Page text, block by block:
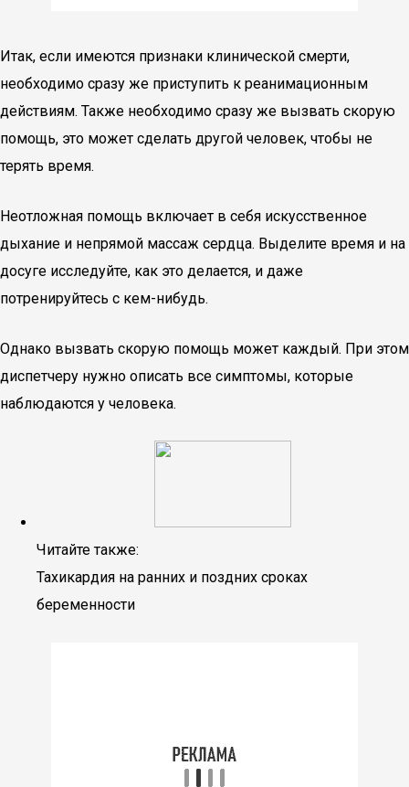
Итак, если имеются признаки клинической смерти,
необходимо сразу же приступить к реанимационным
действиям. Также необходимо сразу же вызвать скорую
помощь, это может сделать другой человек, чтобы не
терять время.
Неотложная помощь включает в себя искусственное
дыхание и непрямой массаж сердца. Выделите время и на
досуге исследуйте, как это делается, и даже
потренируйтесь с кем-нибудь.
Однако вызвать скорую помощь может каждый. При этом
диспетчеру нужно описать все симптомы, которые
наблюдаются у человека.
Читайте также:
Тахикардия на ранних и поздних сроках
беременности